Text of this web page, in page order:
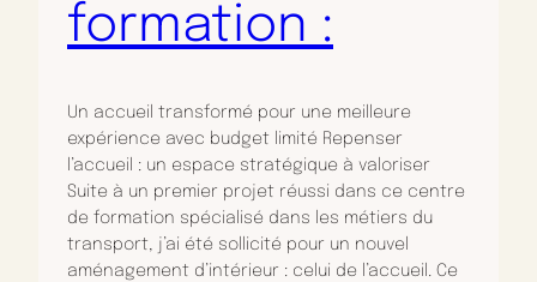
formation :
Un accueil transformé pour une meilleure
expérience avec budget limité Repenser
l’accueil : un espace stratégique à valoriser
Suite à un premier projet réussi dans ce centre
de formation spécialisé dans les métiers du
transport, j’ai été sollicité pour un nouvel
aménagement d’intérieur : celui de l’accueil. Ce